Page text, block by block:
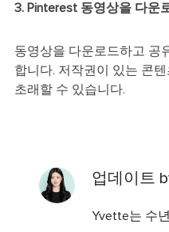
3. Pinterest 동영상을 다운
동영상을 다운로드하고 공
합니다. 저작권이 있는 콘
초래할 수 있습니다.
업데이트
Yvette는 수